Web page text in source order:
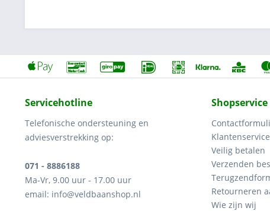
Servicehotline
Telefonische ondersteuning en
adviesverstrekking op:
071 - 8886188
Ma-Vr, 9.00 uur - 17.00 uur
email: info@veldbaanshop.nl
Shopservice
Klantenservice
Veilig betalen
Verzenden
Retourneren
Wie zijn wij